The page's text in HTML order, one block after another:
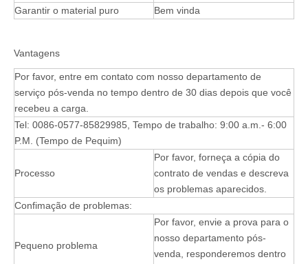
Garantir o material puro
Bem vinda
Vantagens
Por favor, entre em contato com nosso departamento de
serviço pós-venda no tempo dentro de 30 dias depois que você
recebeu a carga.
Tel: 0086-0577-85829985, Tempo de trabalho: 9:00 a.m.- 6:00
P.M. (Tempo de Pequim)
Processo
Por favor, forneça a cópia do
contrato de vendas e descreva
os problemas aparecidos.
Confimação de problemas:
Pequeno problema
Por favor, envie a prova para o
nosso departamento pós-
venda, responderemos dentro